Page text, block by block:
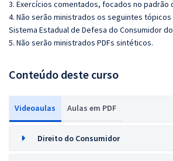
3. Exercícios comentados, focados no padrão
4. Não serão ministrados os seguintes tópicos
Sistema Estadual de Defesa do Consumidor
5. Não serão ministrados PDFs sintéticos.
Conteúdo deste curso
Videoaulas Aulas em PDF
Direito do Consumidor